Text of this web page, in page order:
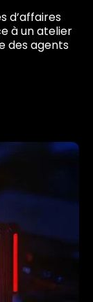
d’affaires
à un atelier
des agents